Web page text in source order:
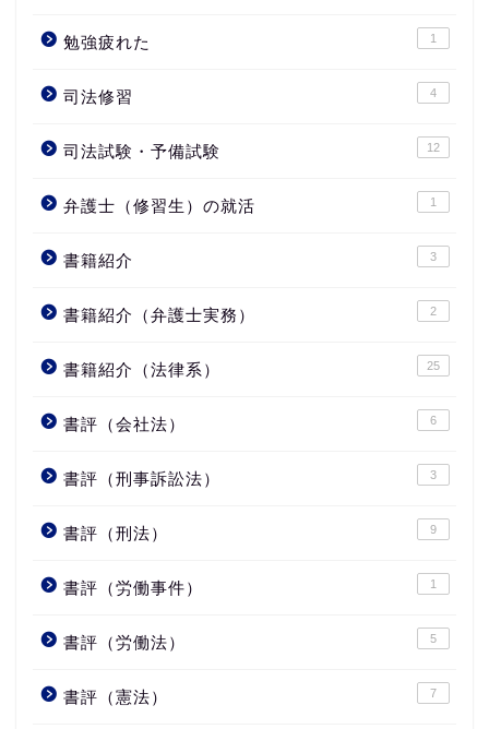
勉強疲れた 1
司法修習 4
司法試験・予備試験 12
弁護士（修習生）の就活 1
書籍紹介 3
書籍紹介（弁護士実務） 2
書籍紹介（法律系） 25
書評（会社法） 6
書評（刑事訴訟法） 3
書評（刑法） 9
書評（労働事件） 1
書評（労働法） 5
書評（憲法） 7